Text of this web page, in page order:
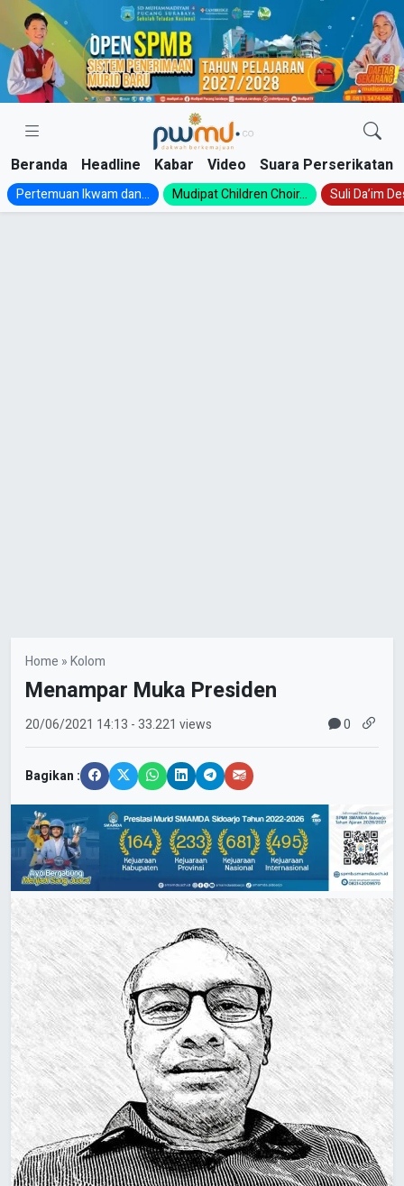
Skip
content
Beranda Headline Kabar Video Suara Perserikatan
Pertemuan Ikwam dan... Mudipat Children Choir... Suli Da’im
Home »Kolom
Menampar Muka Presiden
20/06/2021 14:13 - 33.221 views 0
Bagikan :